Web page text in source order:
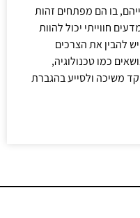
בו הם מפתחים זהות
חווייתי יכול להוות
להבין את הצרכים
כמו טכנולוגיה,
משיכה ולסייע בהגברת